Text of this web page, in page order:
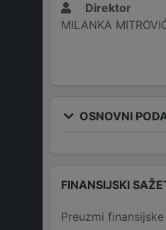
Direktor
MILANKA
OSNOVNI
FINANSIJSKI
Preuzmi